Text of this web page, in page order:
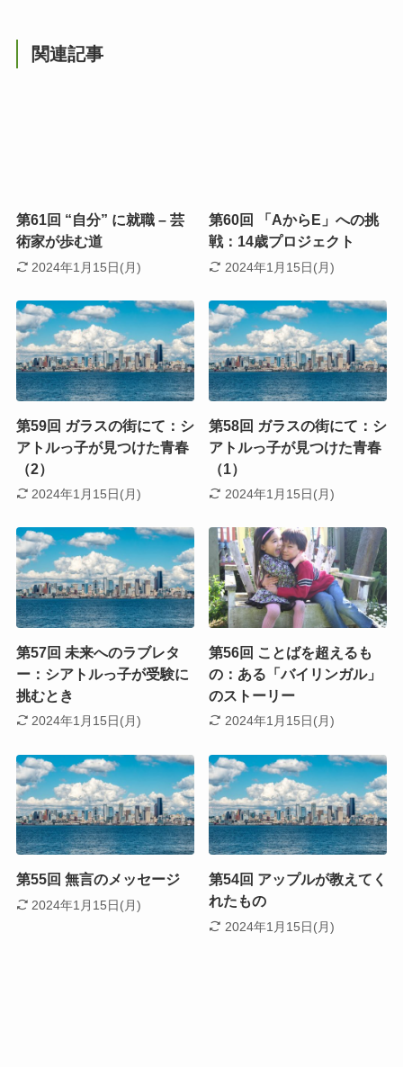
関連記事
第61回 “自分” に就職 – 芸
術家が歩む道
2024年1月15日(月)
第60回 「AからE」への挑
戦：14歳プロジェクト
2024年1月15日(月)
第59回 ガラスの街にて：シ
アトルっ子が見つけた青春
（2）
2024年1月15日(月)
第58回 ガラスの街にて：シ
アトルっ子が見つけた青春
（1）
2024年1月15日(月)
第57回 未来へのラブレタ
ー：シアトルっ子が受験に
挑むとき
2024年1月15日(月)
第56回 ことばを超えるも
の：ある「バイリンガル」
のストーリー
2024年1月15日(月)
第55回 無言のメッセージ
2024年1月15日(月)
第54回 アップルが教えてく
れたもの
2024年1月15日(月)